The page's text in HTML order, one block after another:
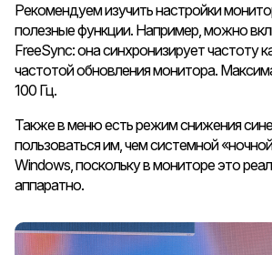
Рекомендуем изучить настройки
полезные функции. Например, можно
FreeSync: она синхронизирует частоту
частотой обновления монитора.
100 Гц.
Также в меню есть режим снижения
пользоваться им, чем системной
Windows, поскольку в мониторе это
аппаратно.